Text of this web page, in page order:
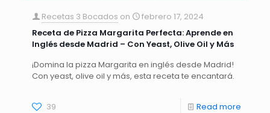
Recetas 3 Bocados on
febrero 17, 2024
Receta de Pizza Margarita Perfecta: Aprende en
Inglés desde Madrid – Con Yeast, Olive Oil y Más
¡Domina la pizza Margarita en inglés desde Madrid!
Con yeast, olive oil y más, esta receta te encantará.
39 Read more